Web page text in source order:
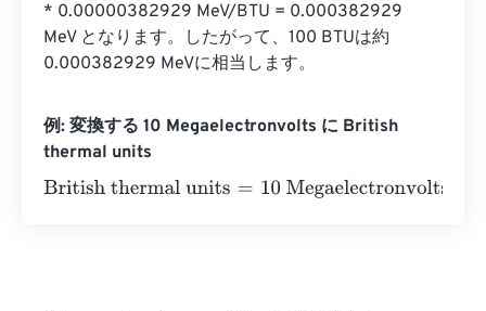
* 0.00000382929 MeV/BTU = 0.000382929
MeV となります。したがって、100 BTUは約
0.000382929 MeVに相当します。
例: 変換する 10 Megaelectronvolts に British
thermal units
British thermal units=10 Megaelectronvolts×